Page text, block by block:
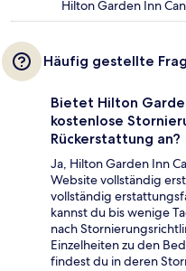
Hilton Garden Inn
Häufig gestellte
Bietet Hilton
kostenlose
Rückerstattung an?
Ja, Hilton Garden Inn
Website vollständig
vollständig
kannst du bis wenige
nach
Einzelheiten zu den
findest du in deren